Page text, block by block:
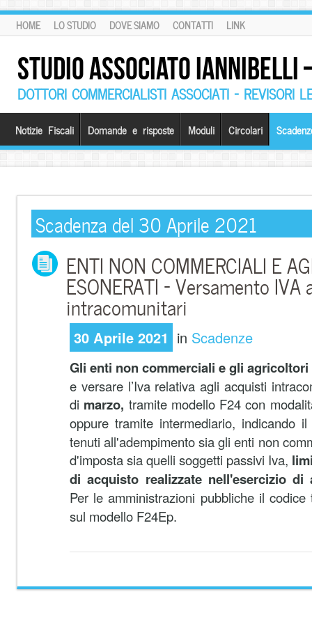
HOME LO STUDIO DOVE SIAMO CONTATTI LINK
STUDIO ASSOCIATO
DOTTORI COMMERCIALISTI ASSOCIATI – REVISORI
Notizie Fiscali Domande e risposte Moduli Circolari
Scadenza del 30 Aprile 2021
ENTI NON COMMERCIALI E
ESONERATI – Versamento
intracomunitari
30 Aprile 2021 in Scadenze
Gli enti non commerciali e gli
e versare l’Iva relativa agli acquisti
di marzo, tramite modello F24 con
oppure tramite intermediario, indicando
tenuti all'adempimento sia gli enti non
d'imposta sia quelli soggetti passivi Iva,
di acquisto realizzate nell'esercizio
Per le amministrazioni pubbliche il
sul modello F24Ep.